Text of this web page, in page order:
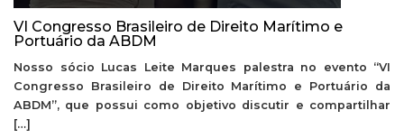
VI Congresso Brasileiro de Direito Marítimo e
Portuário da ABDM
Nosso sócio Lucas Leite Marques palestra no evento “VI
Congresso Brasileiro de Direito Marítimo e Portuário da
ABDM”, que possui como objetivo discutir e compartilhar
[…]